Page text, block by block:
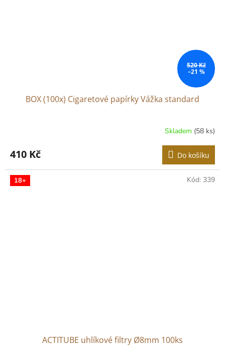
520 Kč
–21 %
BOX (100x) Cigaretové papírky Vážka standard
produktu
je
4,6
Skladem (58 ks)
410 Kč Do košíku
18+
ACTITUBE uhlíkové filtry Ø8mm 100ks
Kód: 339